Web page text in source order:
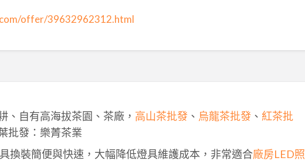
offer/39632962312.html
、自有高海拔茶園、茶廠， 高山茶批發、 烏龍茶批發、 紅茶批
批發：樂菁茶業
換裝簡便與快速，大幅降低燈具維護成本，非常適合廠房LED照